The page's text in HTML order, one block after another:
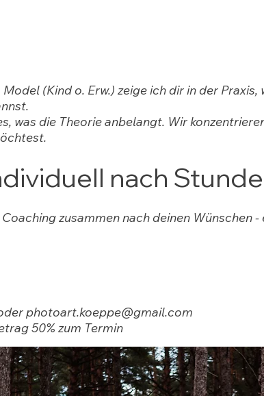
(Kind o. Erw.) zeige ich dir in der Praxis,
was die Theorie anbelangt. Wir
nach
zusammen nach deinen Wünschen
photoart.koeppe@gmail.com
50% zum Termin